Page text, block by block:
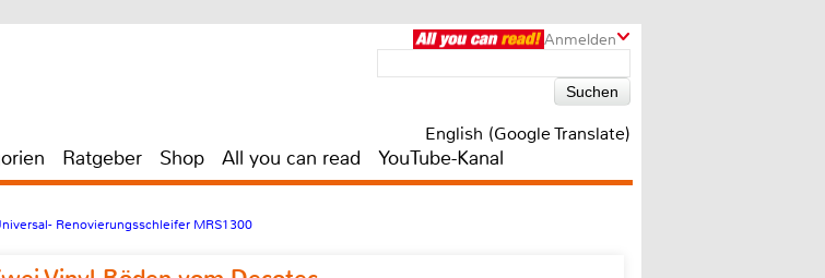
Anmelden
English (Google Translate)
Ratgeber Shop All you can read YouTube-Kanal
Renovierungsschleifer MRS1300